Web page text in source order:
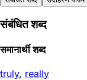
संबंधित शब्द
समानार्थी शब्द
truly, really